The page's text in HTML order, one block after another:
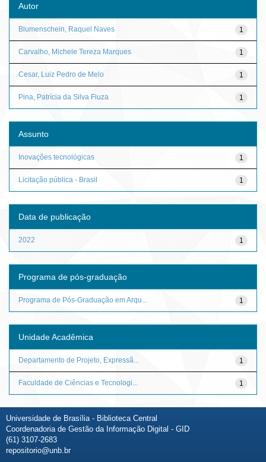
Autor
1
Blumenschein, Raquel Naves
1
Carvalho, Michele Tereza Marques
1
Cesar, Luiz Pedro de Melo
1
Pina, Patrícia da Silva Fiuza
Assunto
1
Inovações tecnológicas
1
Licitação pública - Brasil
Data de publicação
1
2022
Programa de pós-graduação
1
Programa de Pós-Graduação em Arqu...
Unidade Acadêmica
1
Departamento de Projeto, Expressã...
1
Faculdade de Ciências e Tecnologi...
Universidade de Brasília - Biblioteca Central
Coordenadoria de Gestão da Informação Digital - GID
(61) 3107-2683
repositorio@unb.br